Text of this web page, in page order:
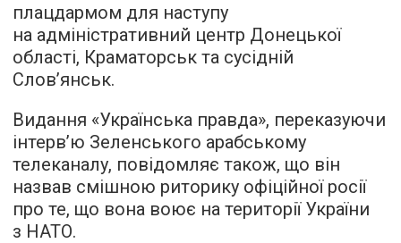
плацдармом для наступу
на адміністративний центр Донецької
області, Краматорськ та сусідній
Слов’янськ.
Видання «Українська правда», переказуючи
інтерв’ю Зеленського арабському
телеканалу, повідомляє також, що він
назвав смішною риторику офіційної росії
про те, що вона воює на території України
з НАТО.